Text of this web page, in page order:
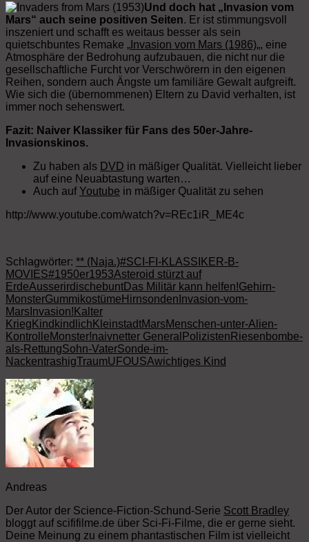
Und doch hat „Invasion vom
Mars“ auch seine positiven Seiten. Er ist stimmungsvoll
inszeniert und schafft es weitaus besser als sein
quietschbuntes Remake „ Invasion vom Mars (1986)„, eine
Atmosphäre der Bedrohung aufzubauen, die nicht nur die
gesellschaftliche Furcht vor Verschwörern in den eigenen
Reihen, sondern auch Ängste um familiäre Gewalt aufgreift.
Wie sich die (übernommenen) Eltern zu David verhalten, ist
immer noch sehenswert.
Fazit: Naiver Klassiker für Fans des 50er-Jahre-
Invasionskinos.
Zu haben als DVD in mäßiger Qualität. Vielleicht lieber
auf eine Neuabtastung warten…
Auch auf Youtube in mäßiger Qualität zu sehen
http://www.youtube.com/watch?v=REc1iR_ME4c
Schlagwörter: ** (Naja.)#SCI-FI-KLASSIKER-B-
MOVIES#1950er1953Asteroid stürzt auf
ErdeAusserirdischebuntDas Militär kann helfen!Gehirn-
MonsterGummikostüme Hirnsonden Invasion-vom-
Mars Invasion! Kalter
Krieg Kind kindlich KleinstadtMarsMenschen-unter-Alien-
KontrolleMonster!naivnetter General Polizisten Riesenbombe-
als-RettungSohn-VaterSonde-im-
NackentrashigTraumUFOUSAwichtiges Kind
Andreas
Der Autor der Science-Fiction-Schund-Serie Scott Bradley
bloggt auf scififilme.de über Sci-Fi-Filme, die er gerne sieht.
Deine Meinung zu einem phantastischen Film ist vielleicht